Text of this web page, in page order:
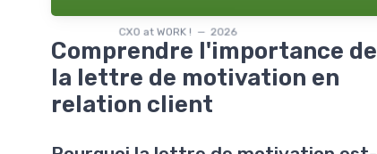
CXO at WORK ! — 2026
Comprendre l'importance de
la lettre de motivation en
relation client